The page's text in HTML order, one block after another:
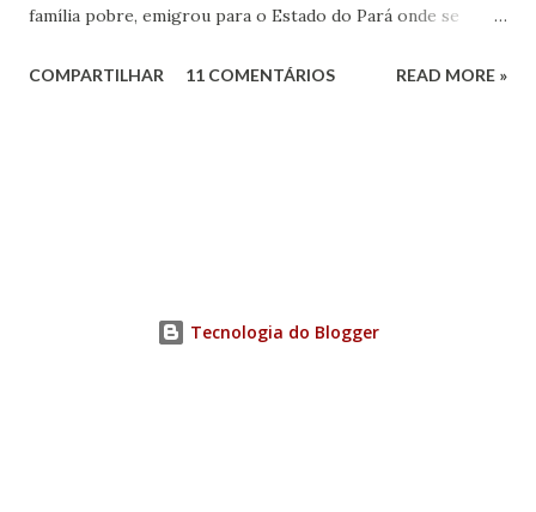
família pobre, emigrou para o Estado do Pará onde se
nos estudos, adquiriu conhecimentos gerais, notadamente
COMPARTILHAR 11 COMENTÁRIOS READ MORE »
Tecnologia do Blogger